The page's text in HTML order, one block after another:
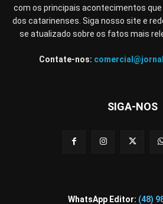
com os principais acontecimentos
dos catarinenses. Siga nosso site e
se atualizado sobre os fatos mais
Contate-nos:
SIGA-NOS
WhatsApp Editor: (48)